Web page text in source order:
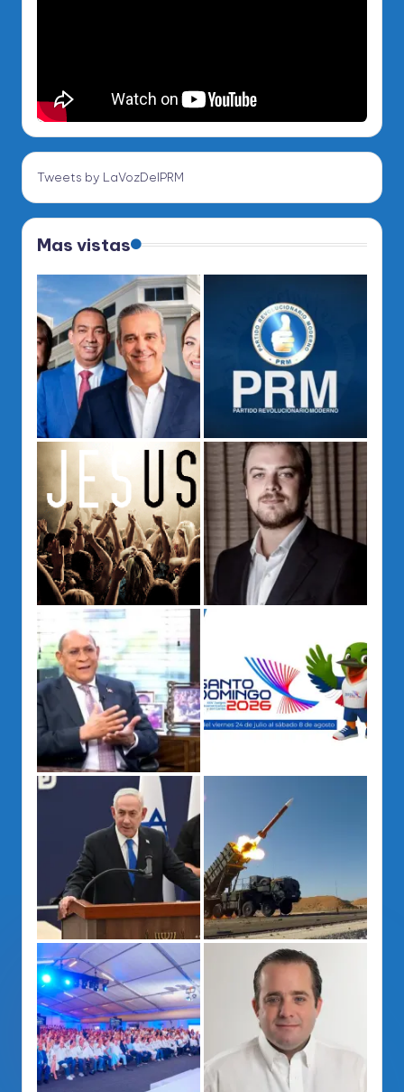
Tweets by LaVozDelPRM
Mas vistas